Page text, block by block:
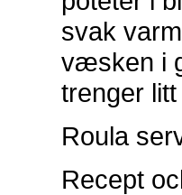
svak
væsken i
trenger litt
Roula
Recept